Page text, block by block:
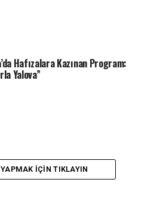
Hafızalara Kazınan Program:
Yalova”
IÇIN TIKLAYIN